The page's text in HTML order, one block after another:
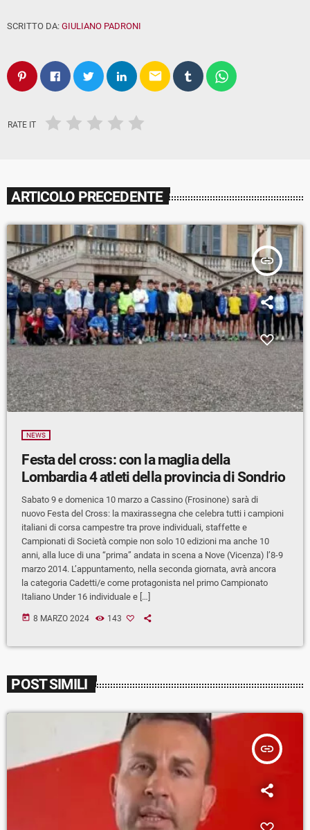
SCRITTO DA: GIULIANO PADRONI
email
RATE IT
ARTICOLO PRECEDENTE
insert_link
NEWS
Festa del cross: con la maglia della
Lombardia 4 atleti della provincia di Sondrio
Sabato 9 e domenica 10 marzo a Cassino (Frosinone) sarà di
nuovo Festa del Cross: la maxirassegna che celebra tutti i campioni
italiani di corsa campestre tra prove individuali, staffette e
Campionati di Società compie non solo 10 edizioni ma anche 10
anni, alla luce di una “prima” andata in scena a Nove (Vicenza) l’8-9
marzo 2014. L’appuntamento, nella seconda giornata, avrà ancora
la categoria Cadetti/e come protagonista nel primo Campionato
Italiano Under 16 individuale e […]
today 8 MARZO 2024 143
POST SIMILI
insert_link